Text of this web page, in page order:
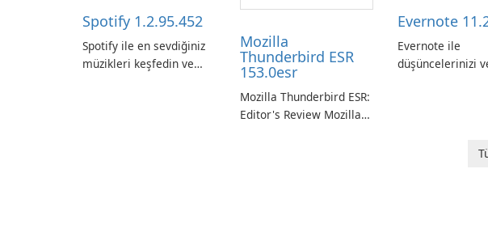
Spotify 1.2.95.452
Spotify ile en sevdiğiniz
müzikleri keşfedin ve
Mozilla
Thunderbird ESR
153.0esr
Mozilla Thunderbird ESR:
Editor's Review Mozilla
Evernote
Evernote ile
düşüncelerinizi